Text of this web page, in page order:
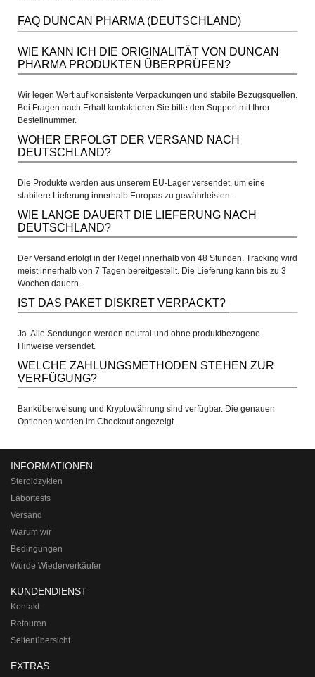
FAQ DUNCAN PHARMA (DEUTSCHLAND)
WIE KANN ICH DIE ORIGINALITÄT VON DUNCAN
PHARMA PRODUKTEN ÜBERPRÜFEN?
Wir legen Wert auf konsistente Verpackungen und stabile Bezugsquellen.
Bei Fragen nach Erhalt kontaktieren Sie bitte den Support mit Ihrer
Bestellnummer.
WOHER ERFOLGT DER VERSAND NACH
DEUTSCHLAND?
Die Produkte werden aus unserem EU-Lager versendet, um eine
stabilere Lieferung innerhalb Europas zu gewährleisten.
WIE LANGE DAUERT DIE LIEFERUNG NACH
DEUTSCHLAND?
Der Versand erfolgt in der Regel innerhalb von 48 Stunden. Tracking wird
meist innerhalb von 7 Tagen bereitgestellt. Die Lieferung kann bis zu 3
Wochen dauern.
IST DAS PAKET DISKRET VERPACKT?
Ja. Alle Sendungen werden neutral und ohne produktbezogene
Hinweise versendet.
WELCHE ZAHLUNGSMETHODEN STEHEN ZUR
VERFÜGUNG?
Banküberweisung und Kryptowährung sind verfügbar. Die genauen
Optionen werden im Checkout angezeigt.
INFORMATIONEN
Steroidzyklen
Labortests
Versand
Warum wir
Bedingungen
Wurde Wiederverkäufer
KUNDENDIENST
Kontakt
Retouren
Seitenübersicht
EXTRAS